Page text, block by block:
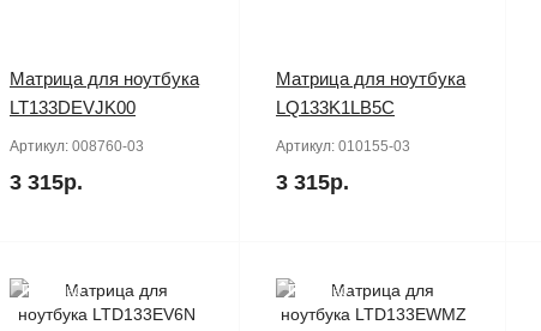
Матрица для ноутбука
LT133DEVJK00
Артикул: 008760-03
3 315р.
Матрица для ноутбука
LQ133K1LB5C
Артикул: 010155-03
3 315р.
Продано Продано